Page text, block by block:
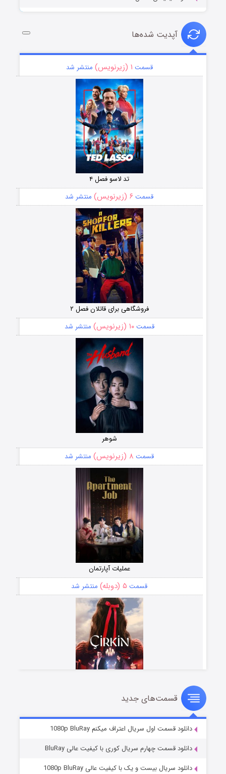
آپدیت شده‌ها
قسمت ۱ (زیرنویس) منتشر شد
تد لاسو فصل ۴
قسمت ۶ (زیرنویس) منتشر شد
فروشگاهی برای قاتلان فصل ۲
قسمت۱۰ (زیرنویس) منتشر شد
شوهر
قسمت ۸ (زیرنویس) منتشر شد
عملیات آپارتمان
قسمت ۵ (دوبله) منتشر شد
سریال زشت
قسمت۲ (زیرنویس) منتشر شد
قسمت‌های جدید
دانلود قسمت اول سریال اعتراف میکنم 1080p BluRay
دانلود قسمت چهارم سریال کوری با کیفیت عالی BluRay
دانلود سریال بیست و یک با کیفیت عالی 1080p BluRay